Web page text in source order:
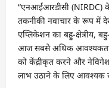
“एनआईआरडीसी (NIRDC)
तकनीकी नवाचार के रूप में
एप्लिकेशन का बहु-क्षेत्रीय,
आज सबसे अधिक आवश्यकता
को केंद्रीकृत करने और
लाभ उठाने के लिए आवश्यक